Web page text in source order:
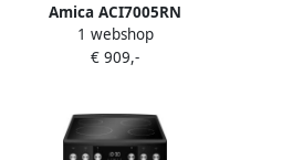
Amica ACI7005RN
Inductiefornuis met
aangesloten 2 Fase Perilex
1 webshop
€ 909,-